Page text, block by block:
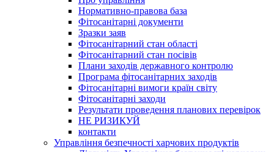
Нормативно-правова база
Фітосанітарні документи
Зразки заяв
Фітосанітарний стан області
Фітосанітарний стан посівів
Плани заходів державного контролю
Програма фітосанітарних заходів
Фітосанітарні вимоги країн світу
Фітосанітарні заходи
Результати проведення планових перевірок
НЕ РИЗИКУЙ
контакти
Управління безпечності харчових продуктів